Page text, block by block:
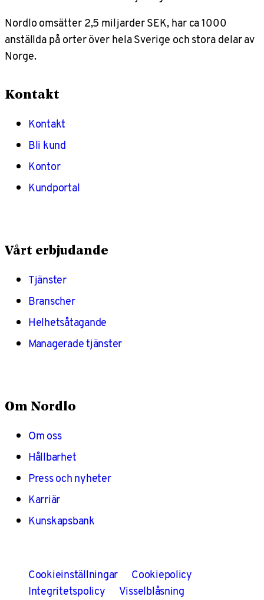
Nordlo omsätter 2,5 miljarder SEK, har ca 1000
anställda på orter över hela Sverige och stora delar av
Norge.
Kontakt
Kontakt
Bli kund
Kontor
Kundportal
Vårt erbjudande
Tjänster
Branscher
Helhetsåtagande
Managerade tjänster
Om Nordlo
Om oss
Hållbarhet
Press och nyheter
Karriär
Kunskapsbank
Cookieinställningar
Cookiepolicy
Integritetspolicy
Visselblåsning